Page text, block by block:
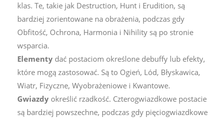
klas. Te, takie jak Destruction, Hunt i Erudition, są
bardziej zorientowane na obrażenia, podczas gdy
Obfitość, Ochrona, Harmonia i Nihility są po stronie
wsparcia.
Elementy dać postaciom określone debuffy lub efekty,
które mogą zastosować. Są to Ogień, Lód, Błyskawica,
Wiatr, Fizyczne, Wyobrażeniowe i Kwantowe.
Gwiazdy określić rzadkość. Czterogwiazdkowe postacie
są bardziej powszechne, podczas gdy pięciogwiazdkowe